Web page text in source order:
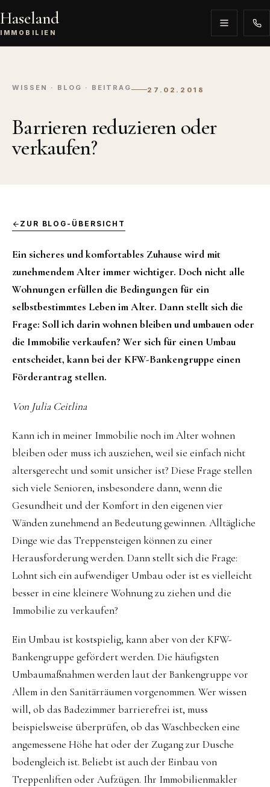
Haseland
IMMOBILIEN
WISSEN · BLOG · BEITRAG 27.02.2018
Barrieren reduzieren oder
verkaufen?
ZUR BLOG-ÜBERSICHT
Ein sicheres und komfortables Zuhause wird mit
zunehmendem Alter immer wichtiger. Doch nicht alle
Wohnungen erfüllen die Bedingungen für ein
selbstbestimmtes Leben im Alter. Dann stellt sich die
Frage: Soll ich darin wohnen bleiben und umbauen oder
die Immobilie verkaufen? Wer sich für einen Umbau
entscheidet, kann bei der KFW-Bankengruppe einen
Förderantrag stellen.
Von Julia Ceitlina
Kann ich in meiner Immobilie noch im Alter wohnen
bleiben oder muss ich ausziehen, weil sie einfach nicht
altersgerecht und somit unsicher ist? Diese Frage stellen
sich viele Senioren, insbesondere dann, wenn die
Gesundheit und der Komfort in den eigenen vier
Wänden zunehmend an Bedeutung gewinnen. Alltägliche
Dinge wie das Treppensteigen können zu einer
Herausforderung werden. Dann stellt sich die Frage:
Lohnt sich ein aufwendiger Umbau oder ist es vielleicht
besser in eine kleinere Wohnung zu ziehen und die
Immobilie zu verkaufen?
Ein Umbau ist kostspielig, kann aber von der KFW-
Bankengruppe gefördert werden. Die häufigsten
Umbaumaßnahmen werden laut der Bankengruppe vor
Allem in den Sanitärräumen vorgenommen. Wer wissen
will, ob das Badezimmer barrierefrei ist, muss
beispielsweise überprüfen, ob das Waschbecken eine
angemessene Höhe hat oder der Zugang zur Dusche
bodengleich ist. Beliebt ist auch der Einbau von
Treppenliften oder Aufzügen. Ihr Immobilienmakler